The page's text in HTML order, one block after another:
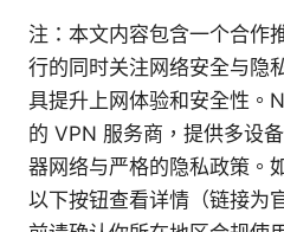
注：本文内容包含一个合作
行的同时关注网络安全与隐
具提升上网体验和安全性。
的 VPN 服务商，提供多设
器网络与严格的隐私政策。
以下按钮查看详情（链接为